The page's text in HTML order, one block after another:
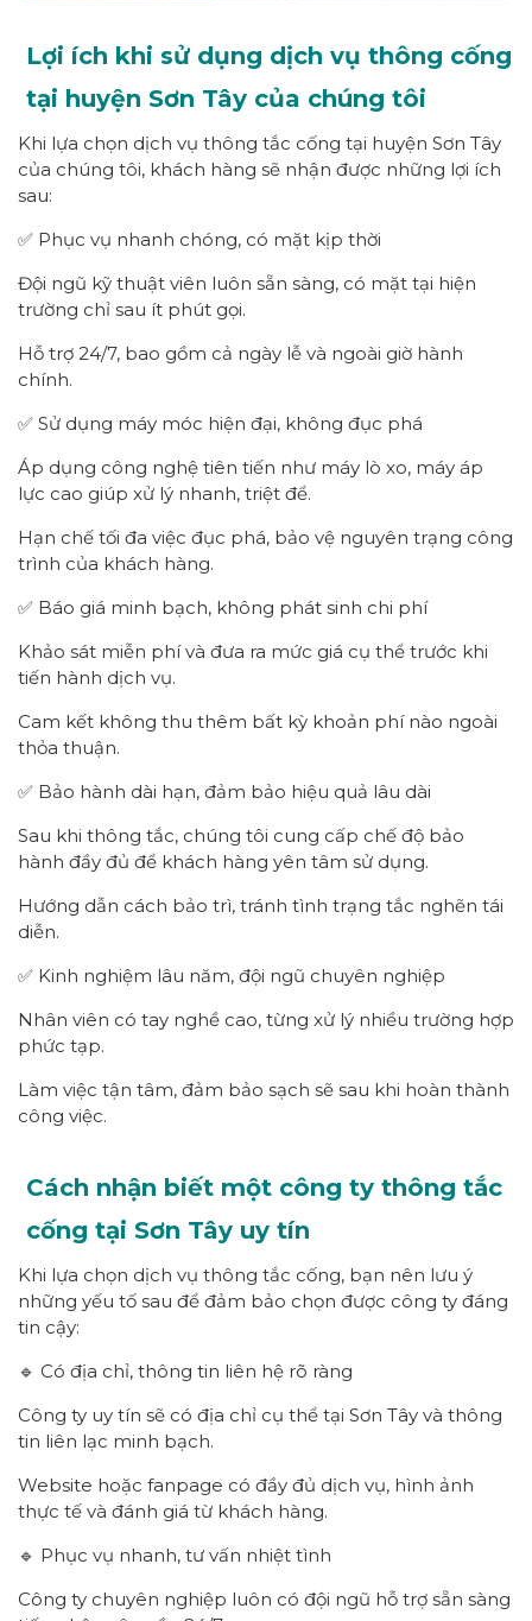
Lợi ích khi sử dụng dịch vụ thông cống
tại huyện Sơn Tây của chúng tôi
Khi lựa chọn dịch vụ thông tắc cống tại huyện Sơn Tây
của chúng tôi, khách hàng sẽ nhận được những lợi ích
sau:
✅ Phục vụ nhanh chóng, có mặt kịp thời
Đội ngũ kỹ thuật viên luôn sẵn sàng, có mặt tại hiện
trường chỉ sau ít phút gọi.
Hỗ trợ 24/7, bao gồm cả ngày lễ và ngoài giờ hành
chính.
✅ Sử dụng máy móc hiện đại, không đục phá
Áp dụng công nghệ tiên tiến như máy lò xo, máy áp
lực cao giúp xử lý nhanh, triệt để.
Hạn chế tối đa việc đục phá, bảo vệ nguyên trạng công
trình của khách hàng.
✅ Báo giá minh bạch, không phát sinh chi phí
Khảo sát miễn phí và đưa ra mức giá cụ thể trước khi
tiến hành dịch vụ.
Cam kết không thu thêm bất kỳ khoản phí nào ngoài
thỏa thuận.
✅ Bảo hành dài hạn, đảm bảo hiệu quả lâu dài
Sau khi thông tắc, chúng tôi cung cấp chế độ bảo
hành đầy đủ để khách hàng yên tâm sử dụng.
Hướng dẫn cách bảo trì, tránh tình trạng tắc nghẽn tái
diễn.
✅ Kinh nghiệm lâu năm, đội ngũ chuyên nghiệp
Nhân viên có tay nghề cao, từng xử lý nhiều trường hợp
phức tạp.
Làm việc tận tâm, đảm bảo sạch sẽ sau khi hoàn thành
công việc.
Cách nhận biết một công ty thông tắc
cống tại Sơn Tây uy tín
Khi lựa chọn dịch vụ thông tắc cống, bạn nên lưu ý
những yếu tố sau để đảm bảo chọn được công ty đáng
tin cậy:
🔹 Có địa chỉ, thông tin liên hệ rõ ràng
Công ty uy tín sẽ có địa chỉ cụ thể tại Sơn Tây và thông
tin liên lạc minh bạch.
Website hoặc fanpage có đầy đủ dịch vụ, hình ảnh
thực tế và đánh giá từ khách hàng.
🔹 Phục vụ nhanh, tư vấn nhiệt tình
Công ty chuyên nghiệp luôn có đội ngũ hỗ trợ sẵn sàng